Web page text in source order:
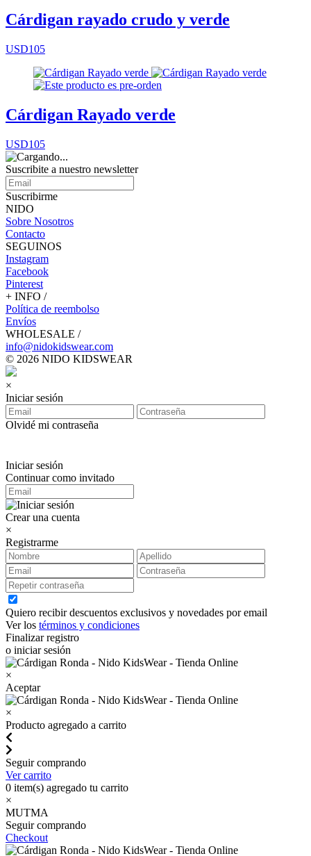
Cárdigan rayado crudo y verde
USD105
Cárdigan Rayado verde
USD105
Suscribite a nuestro newsletter
Suscribirme
NIDO
Sobre Nosotros
Contacto
SEGUINOS
Instagram
Facebook
Pinterest
+ INFO /
Política de reembolso
Envíos
WHOLESALE /
info@nidokidswear.com
© 2026 NIDO KIDSWEAR
×
Iniciar sesión
Olvidé mi contraseña
Iniciar sesión
Continuar como invitado
Crear una cuenta
×
Registrarme
Quiero recibir descuentos exclusivos y novedades por email
Ver los términos y condiciones
Finalizar registro
o iniciar sesión
×
Aceptar
×
Producto agregado a carrito
Seguir comprando
Ver carrito
0 item(s) agregado tu carrito
×
MUTMA
Seguir comprando
Checkout